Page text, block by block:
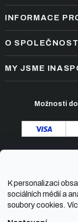
K personalizaci
sociálních médií a
soubory cookies.
INFORMACE
DOPRAVA A PLATBA
OBCHODNÍ
REKLAMACE A
PODMÍNKY AKCÍ
O
KARIÉRA
NEJČASTĚJŠÍ
MY JSME
ČLÁNKY A NOVINKY
KONTAKT
Možnosti
Copyright